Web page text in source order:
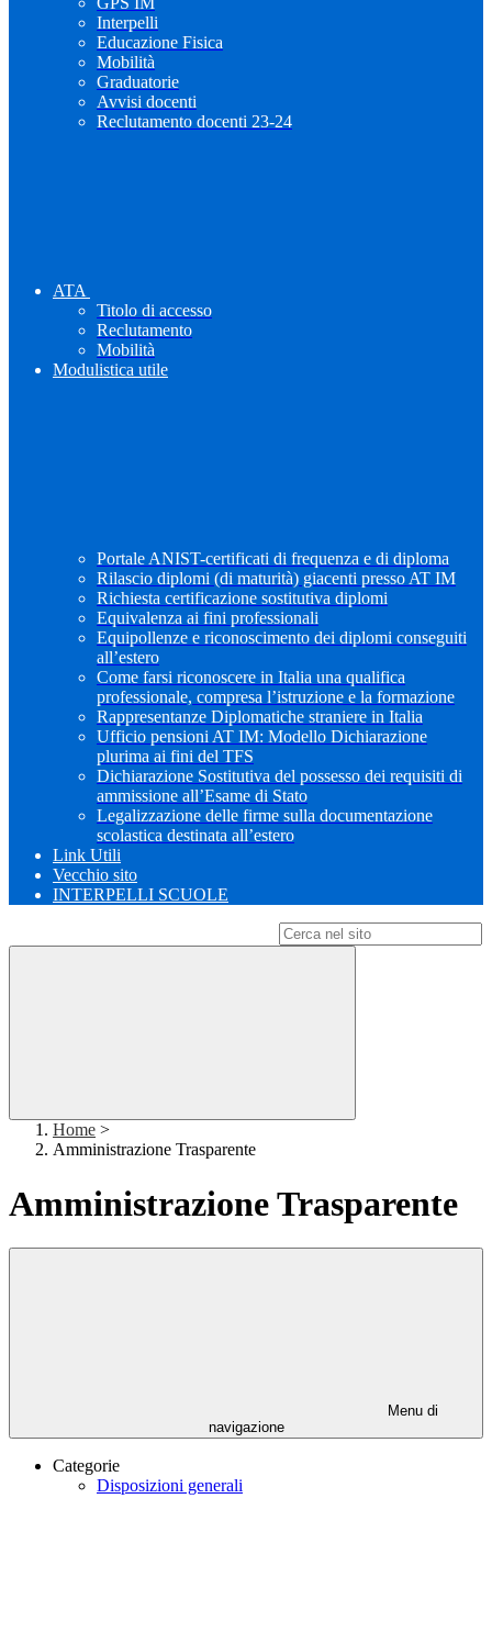
Interpelli
Educazione Fisica
Mobilità
Graduatorie
Avvisi docenti
Reclutamento docenti 23-24
ATA
Titolo di accesso
Reclutamento
Mobilità
Modulistica utile
Portale ANIST-certificati di frequenza e di diploma
Rilascio diplomi (di maturità) giacenti presso AT IM
Richiesta certificazione sostitutiva diplomi
Equivalenza ai fini professionali
Equipollenze e riconoscimento dei diplomi conseguiti
all’estero
Come farsi riconoscere in Italia una qualifica
professionale, compresa l’istruzione e la formazione
Rappresentanze Diplomatiche straniere in Italia
Ufficio pensioni AT IM: Modello Dichiarazione
plurima ai fini del TFS
Dichiarazione Sostitutiva del possesso dei requisiti di
ammissione all’Esame di Stato
Legalizzazione delle firme sulla documentazione
scolastica destinata all’estero
Link Utili
Vecchio sito
INTERPELLI SCUOLE
Home >
Amministrazione Trasparente
Amministrazione Trasparente
Menu di
navigazione
Categorie
Disposizioni generali